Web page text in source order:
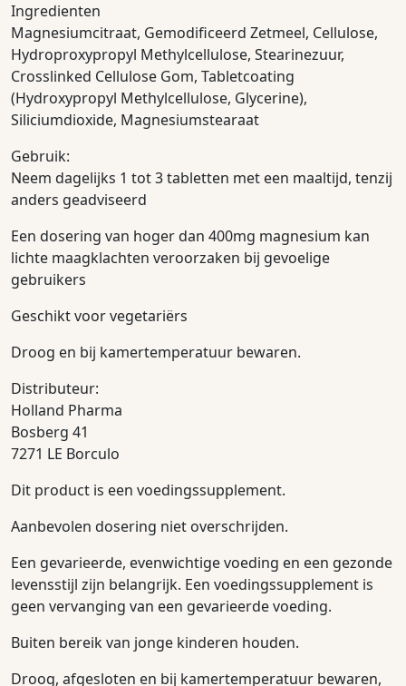
Ingredienten
Magnesiumcitraat, Gemodificeerd Zetmeel, Cellulose,
Hydroproxypropyl Methylcellulose, Stearinezuur,
Crosslinked Cellulose Gom, Tabletcoating
(Hydroxypropyl Methylcellulose, Glycerine),
Siliciumdioxide, Magnesiumstearaat
Gebruik:
Neem dagelijks 1 tot 3 tabletten met een maaltijd, tenzij
anders geadviseerd
Een dosering van hoger dan 400mg magnesium kan
lichte maagklachten veroorzaken bij gevoelige
gebruikers
Geschikt voor vegetariërs
Droog en bij kamertemperatuur bewaren.
Distributeur:
Holland Pharma
Bosberg 41
7271 LE Borculo
Dit product is een voedingssupplement.
Aanbevolen dosering niet overschrijden.
Een gevarieerde, evenwichtige voeding en een gezonde
levensstijl zijn belangrijk. Een voedingssupplement is
geen vervanging van een gevarieerde voeding.
Buiten bereik van jonge kinderen houden.
Droog, afgesloten en bij kamertemperatuur bewaren,